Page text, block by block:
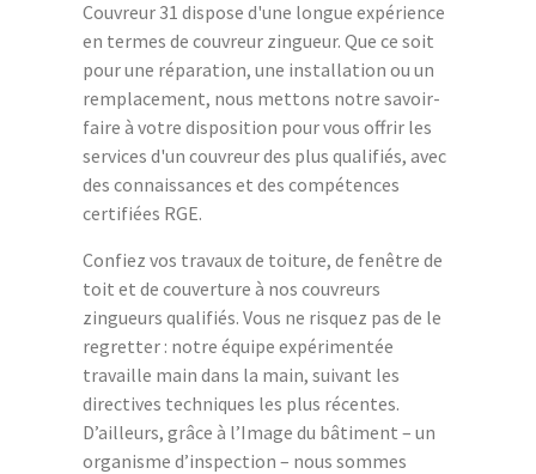
Couvreur 31 dispose d'une longue expérience
en termes de couvreur zingueur. Que ce soit
pour une réparation, une installation ou un
remplacement, nous mettons notre savoir-
faire à votre disposition pour vous offrir les
services d'un couvreur des plus qualifiés, avec
des connaissances et des compétences
certifiées RGE.
Confiez vos travaux de toiture, de fenêtre de
toit et de couverture à nos couvreurs
zingueurs qualifiés. Vous ne risquez pas de le
regretter : notre équipe expérimentée
travaille main dans la main, suivant les
directives techniques les plus récentes.
D’ailleurs, grâce à l’Image du bâtiment – un
organisme d’inspection – nous sommes